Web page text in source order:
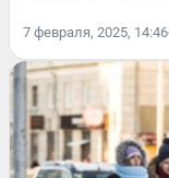
7 февраля, 2025, 14:46